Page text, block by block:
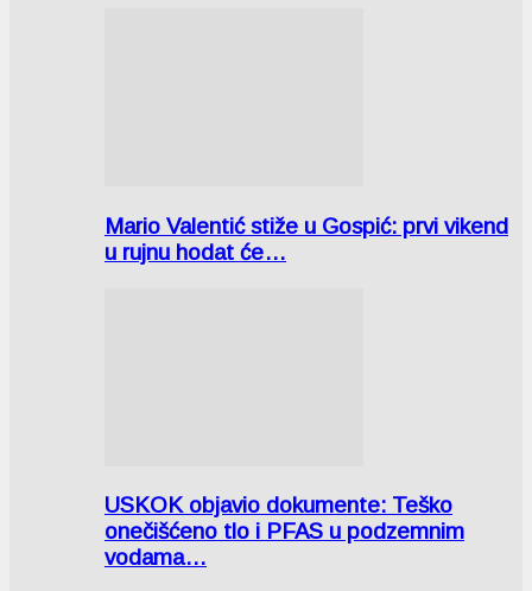
Mario Valentić stiže u Gospić: prvi vikend
u rujnu hodat će…
USKOK objavio dokumente: Teško
onečišćeno tlo i PFAS u podzemnim
vodama…